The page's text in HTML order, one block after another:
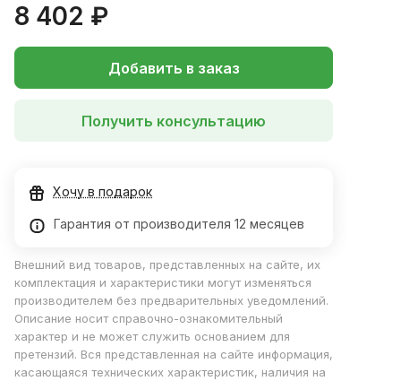
8 402 ₽
Добавить в заказ
Получить консультацию
Хочу в подарок
Гарантия от производителя 12 месяцев
Внешний вид товаров, представленных на сайте, их
комплектация и характеристики могут изменяться
производителем без предварительных уведомлений.
Описание носит справочно-ознакомительный
характер и не может служить основанием для
претензий. Вся представленная на сайте информация,
касающаяся технических характеристик, наличия на